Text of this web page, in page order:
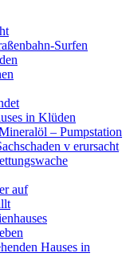
Surfen
in Klüden
– Pumpstation
v erursacht
auf
Hauses in